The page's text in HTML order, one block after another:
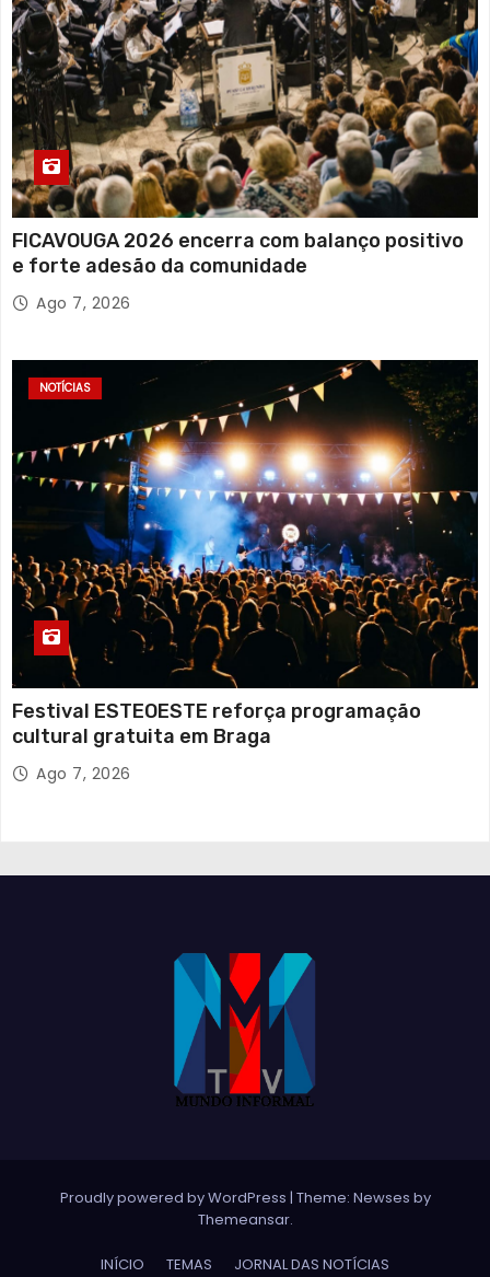
FICAVOUGA 2026 encerra com balanço positivo
e forte adesão da comunidade
Ago 7, 2026
NOTÍCIAS
Festival ESTEOESTE reforça programação
cultural gratuita em Braga
Ago 7, 2026
Proudly powered by WordPress | Theme: Newses by
Themeansar.
INÍCIO TEMAS JORNAL DAS NOTÍCIAS